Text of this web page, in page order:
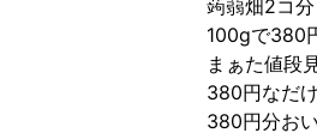
蒟蒻畑2コ分
100gで380
まぁた値段
380円なだ
380円分お